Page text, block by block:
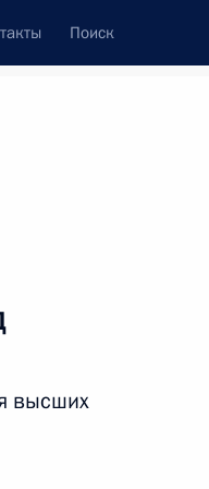
Поиск
на ленту
высших